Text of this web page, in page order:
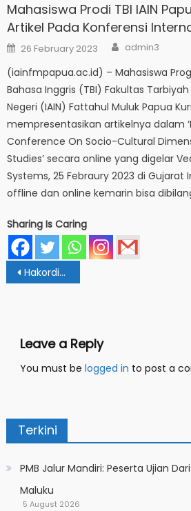
Mahasiswa Prodi TBI IAIN
Artikel Pada Konferensi
Posted
on
26 February 2023 Author
admin3
(iainfmpapua.ac.id) – Mahasiswa
Bahasa Inggris (TBI) Fakultas
Negeri (IAIN) Fattahul Muluk Papua
mempresentasikan artikelnya dalam
Conference On Socio-Cultural
Studies’ secara online yang digelar
Systems, 25 Febraury 2023 di Gujarat
offline dan online kemarin bisa
Sharing Is Caring
Post
navigation
Hakordia: Mahasiswa IAIN Papua Raih Juara 2 Lomba Video Itjen Kemenag
Leave a Reply
You must be logged in to post a
Terkini
PMB Jalur Mandiri: Peserta Ujian
Maluku
5 August 2026